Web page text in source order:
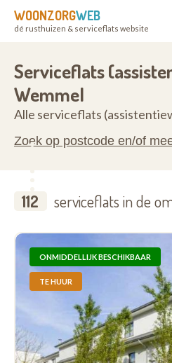
WOONZORGWEB
dé rusthuizen & serviceflats website
Serviceflats
Wemmel
Alle serviceflats
Zoek op postcode en/of
112 serviceflats in de
ONMIDDELLIJK BESCHIKBAAR
TE HUUR